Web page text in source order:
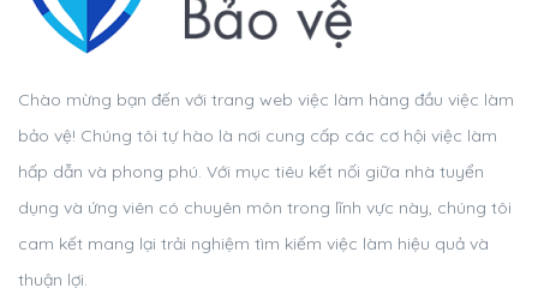
Chào mừng bạn đến với trang web việc làm hàng đầu việc làm
bảo vệ! Chúng tôi tự hào là nơi cung cấp các cơ hội việc làm
hấp dẫn và phong phú. Với mục tiêu kết nối giữa nhà tuyển
dụng và ứng viên có chuyên môn trong lĩnh vực này, chúng tôi
cam kết mang lại trải nghiệm tìm kiếm việc làm hiệu quả và
thuận lợi.